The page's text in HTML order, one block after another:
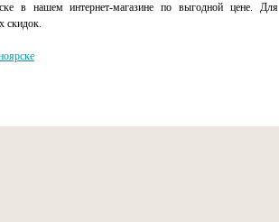
в нашем интернет-магазине по выгодной цене. Для
скидок.